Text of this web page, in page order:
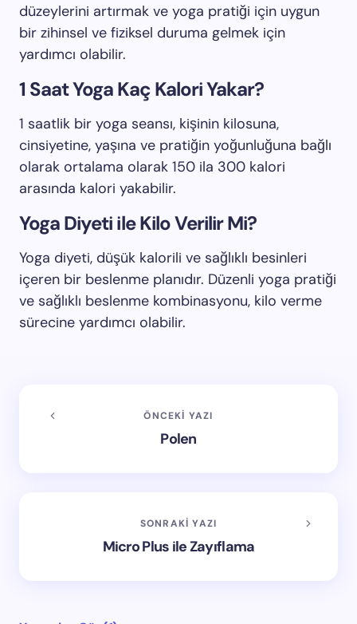
düzeylerini artırmak ve yoga pratiği için uygun
bir zihinsel ve fiziksel duruma gelmek için
yardımcı olabilir.
1 Saat Yoga Kaç Kalori Yakar?
1 saatlik bir yoga seansı, kişinin kilosuna,
cinsiyetine, yaşına ve pratiğin yoğunluğuna bağlı
olarak ortalama olarak 150 ila 300 kalori
arasında kalori yakabilir.
Yoga Diyeti ile Kilo Verilir Mi?
Yoga diyeti, düşük kalorili ve sağlıklı besinleri
içeren bir beslenme planıdır. Düzenli yoga pratiği
ve sağlıklı beslenme kombinasyonu, kilo verme
sürecine yardımcı olabilir.
ÖNCEKI YAZI
Polen
SONRAKI YAZI
Micro Plus ile Zayıflama